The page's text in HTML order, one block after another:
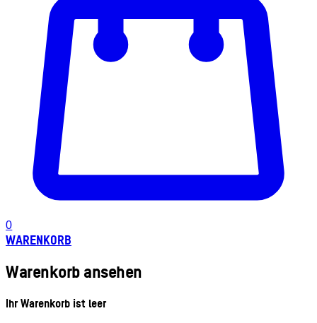
0
WARENKORB
Warenkorb ansehen
Ihr Warenkorb ist leer